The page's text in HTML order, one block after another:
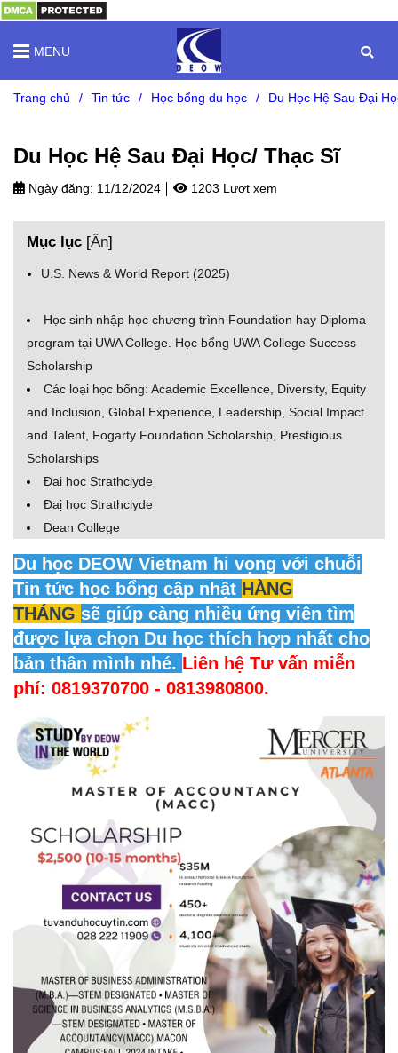
MENU
Trang chủ / Tin tức / Học bổng du học / Du Học Hệ Sau Đại
Du Học Hệ Sau Đại Học/ Thạc Sĩ
Ngày đăng: 11/12/2024 1203 Lượt xem
Mục lục [Ẩn]
U.S. News & World Report (2025)
Học sinh nhập học chương trình Foundation hay Diploma
program tại UWA College. Học bổng UWA College Success
Scholarship
Các loại học bổng: Academic Excellence, Diversity, Equity
and Inclusion, Global Experience, Leadership, Social Impact
and Talent, Fogarty Foundation Scholarship, Prestigious
Scholarships
Đaị học Strathclyde
Đaị học Strathclyde
Dean College
Du học DEOW Vietnam hi vọng với chuỗi
Tin tức học bổng cập nhật HÀNG
THÁNG sẽ giúp càng nhiều ứng viên tìm
được lựa chọn Du học thích hợp nhất cho
bản thân mình nhé. Liên hệ Tư vấn miễn
phí: 0819370700 - 0813980800.